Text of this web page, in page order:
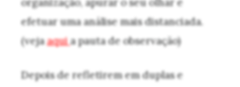
efetuar uma análise mais distanciada.
(vejaaquia pauta de observação)
Depois de refletirem em duplas e